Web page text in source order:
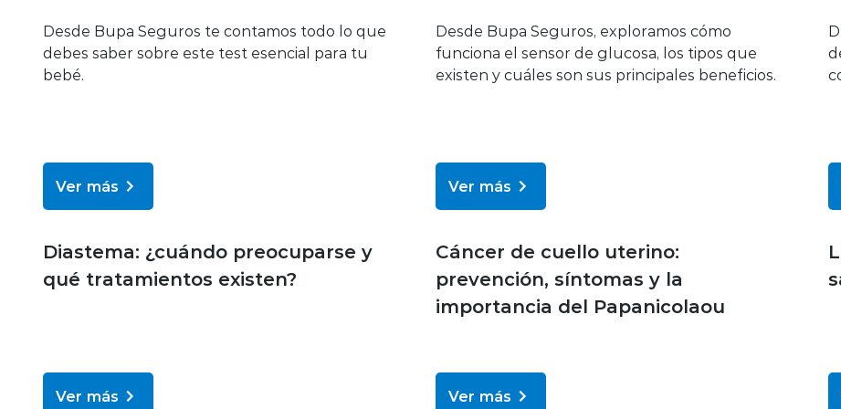
Desde Bupa Seguros te contamos todo lo que
debes saber sobre este test esencial para tu
bebé.
Ver más
Desde Bupa Seguros, exploramos cómo
funciona el sensor de glucosa, los tipos que
existen y cuáles son sus principales beneficios.
Ver más
Diastema: ¿cuándo preocuparse y
qué tratamientos existen?
Ver más
Cáncer de cuello uterino:
prevención, síntomas y la
importancia del Papanicolaou
Ver más